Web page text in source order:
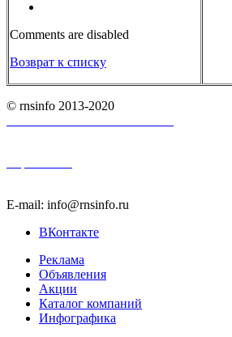
Comments are disabled
Возврат к списку
© rnsinfo 2013-2020
E-mail: info@rnsinfo.ru
ВКонтакте
Реклама
Объявления
Акции
Каталог компаний
Инфографика